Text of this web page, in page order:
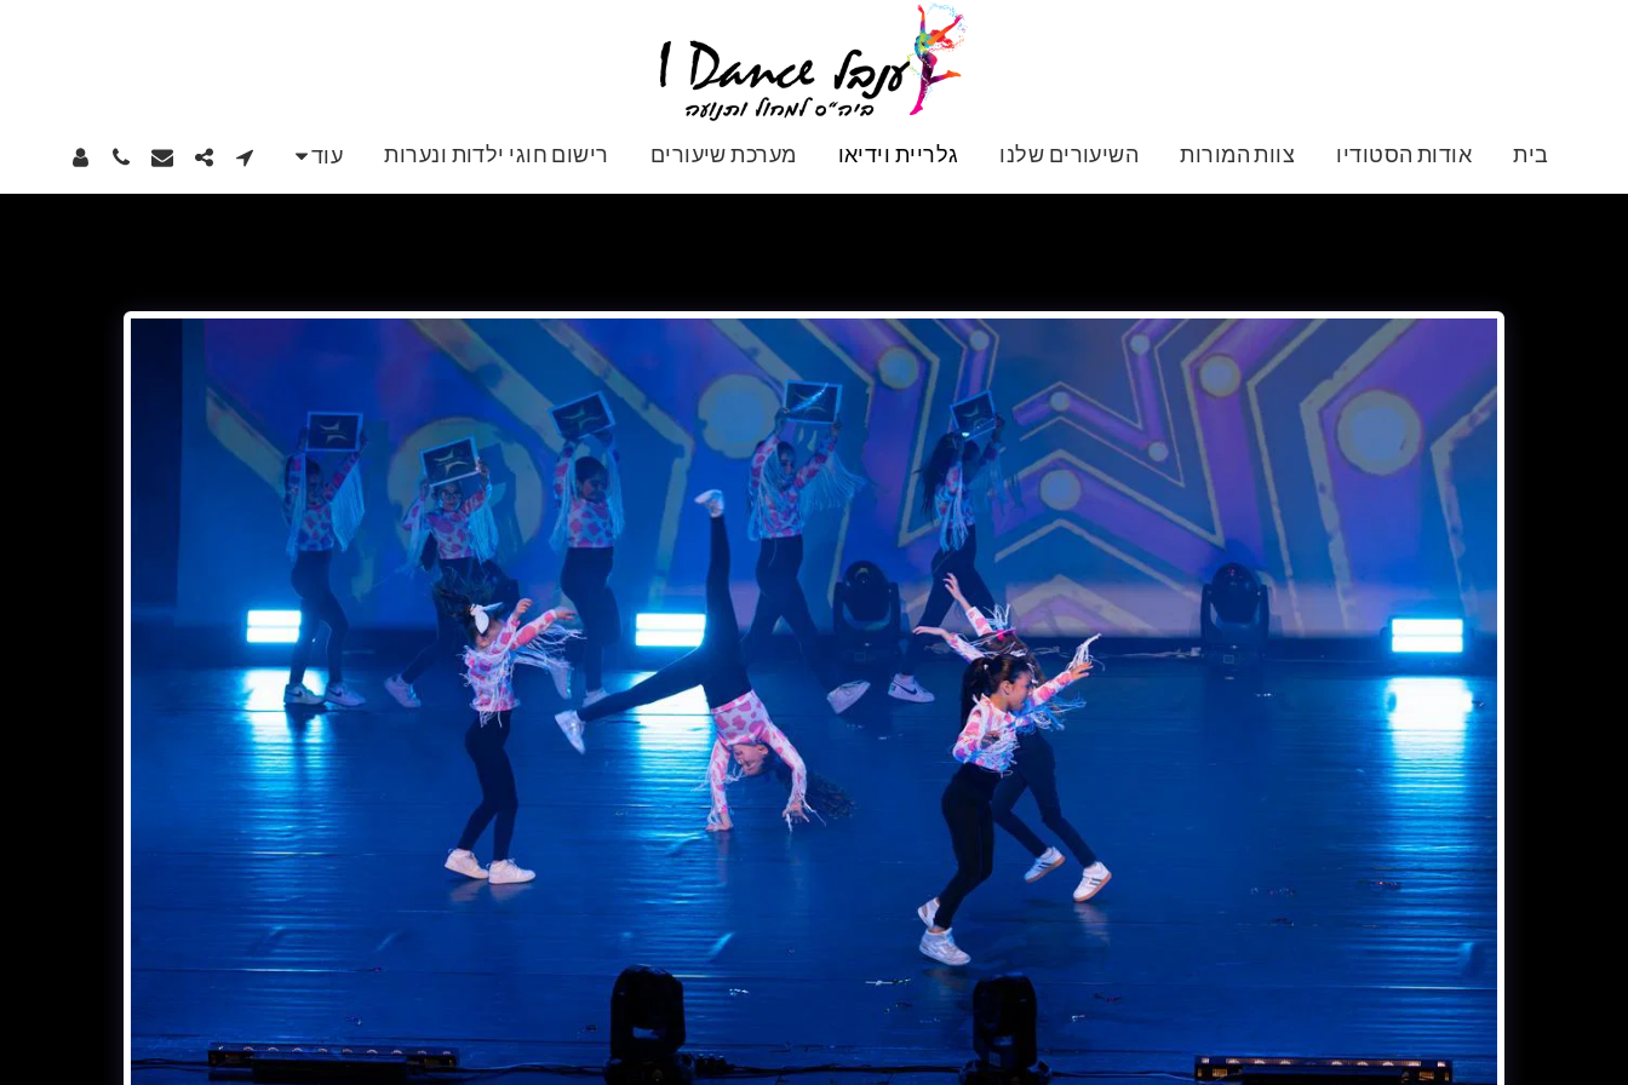
בית אודות הסטודיו צוות המורות השיעורים שלנו גלריית וידיאו מערכת שיעורים רישום חוגי ילדות ונערות עוד